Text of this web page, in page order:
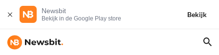
Newsbit
Bekijk in de Google Play store
Bekijk